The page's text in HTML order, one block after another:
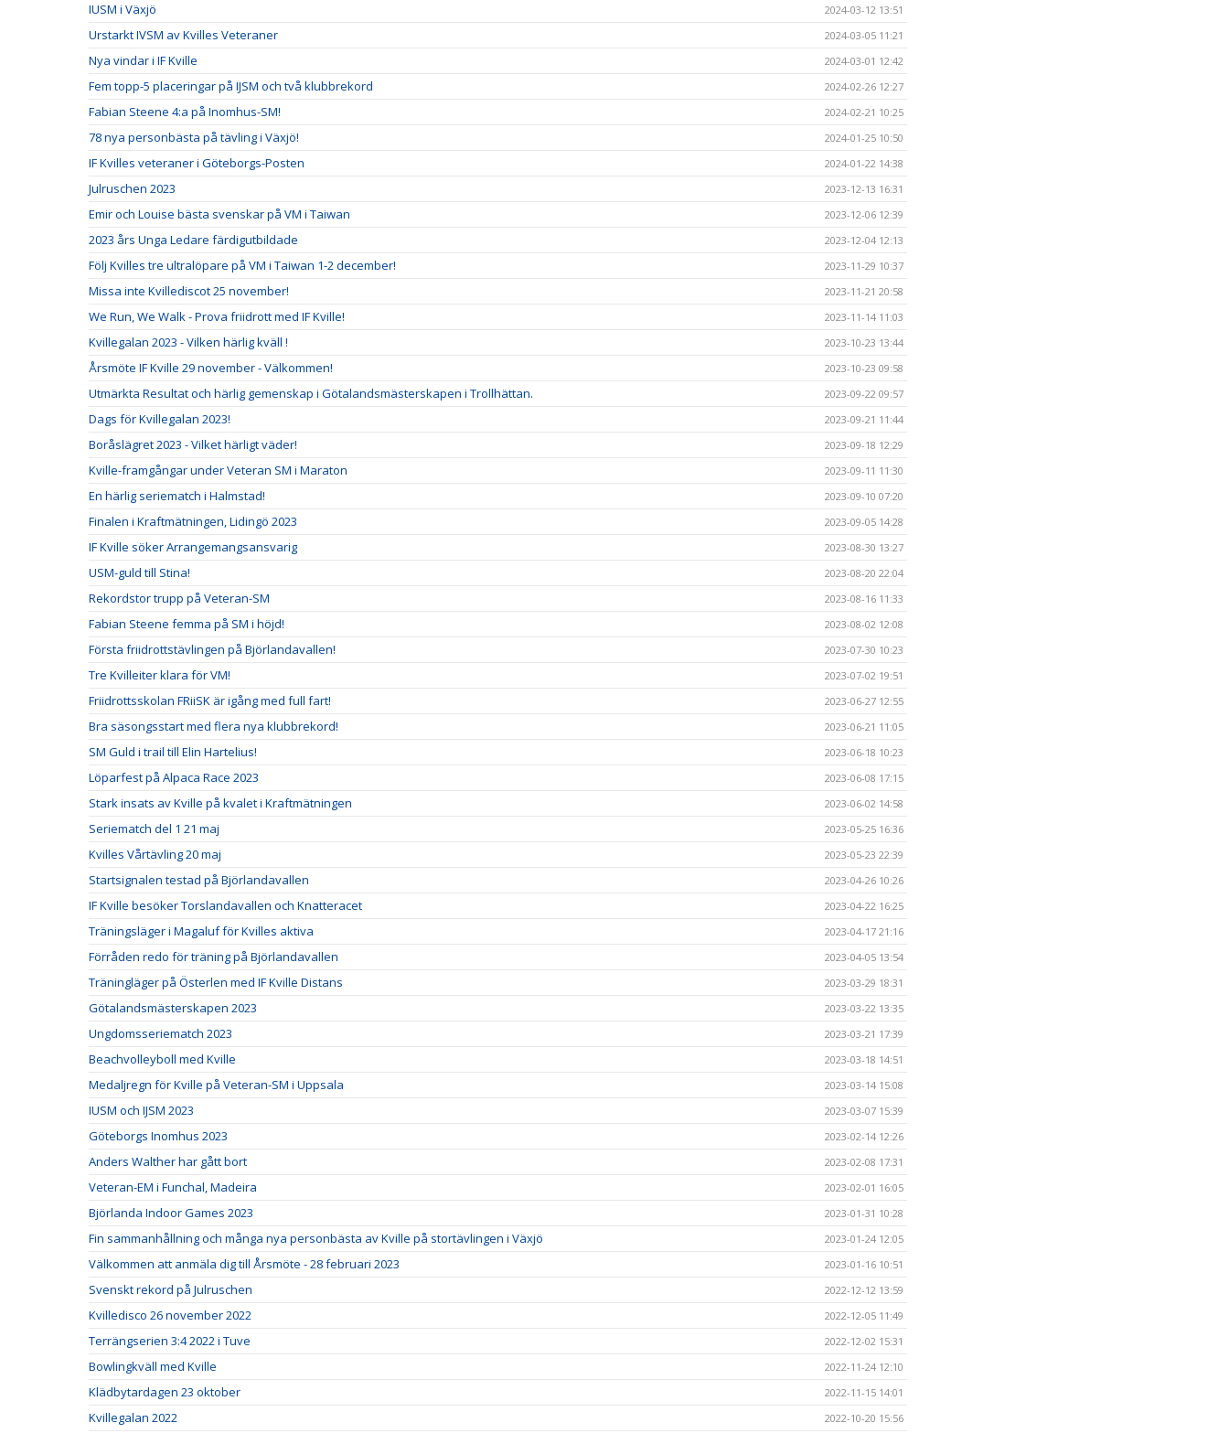
IUSM i Växjö 2024-03-12 13:51
Urstarkt IVSM av Kvilles Veteraner 2024-03-05 11:21
Nya vindar i IF Kville 2024-03-01 12:42
Fem topp-5 placeringar på IJSM och två klubbrekord 2024-02-26 12:27
Fabian Steene 4:a på Inomhus-SM! 2024-02-21 10:25
78 nya personbästa på tävling i Växjö! 2024-01-25 10:50
IF Kvilles veteraner i Göteborgs-Posten 2024-01-22 14:38
Julruschen 2023 2023-12-13 16:31
Emir och Louise bästa svenskar på VM i Taiwan 2023-12-06 12:39
2023 års Unga Ledare färdigutbildade 2023-12-04 12:13
Följ Kvilles tre ultralöpare på VM i Taiwan 1-2 december! 2023-11-29 10:37
Missa inte Kvillediscot 25 november! 2023-11-21 20:58
We Run, We Walk - Prova friidrott med IF Kville! 2023-11-14 11:03
Kvillegalan 2023 - Vilken härlig kväll ! 2023-10-23 13:44
Årsmöte IF Kville 29 november - Välkommen! 2023-10-23 09:58
Utmärkta Resultat och härlig gemenskap i Götalandsmästerskapen i Trollhättan. 2023-09-22 09:57
Dags för Kvillegalan 2023! 2023-09-21 11:44
Boråslägret 2023 - Vilket härligt väder! 2023-09-18 12:29
Kville-framgångar under Veteran SM i Maraton 2023-09-11 11:30
En härlig seriematch i Halmstad! 2023-09-10 07:20
Finalen i Kraftmätningen, Lidingö 2023 2023-09-05 14:28
IF Kville söker Arrangemangsansvarig 2023-08-30 13:27
USM-guld till Stina! 2023-08-20 22:04
Rekordstor trupp på Veteran-SM 2023-08-16 11:33
Fabian Steene femma på SM i höjd! 2023-08-02 12:08
Första friidrottstävlingen på Björlandavallen! 2023-07-30 10:23
Tre Kvilleiter klara för VM! 2023-07-02 19:51
Friidrottsskolan FRiiSK är igång med full fart! 2023-06-27 12:55
Bra säsongsstart med flera nya klubbrekord! 2023-06-21 11:05
SM Guld i trail till Elin Hartelius! 2023-06-18 10:23
Löparfest på Alpaca Race 2023 2023-06-08 17:15
Stark insats av Kville på kvalet i Kraftmätningen 2023-06-02 14:58
Seriematch del 1 21 maj 2023-05-25 16:36
Kvilles Vårtävling 20 maj 2023-05-23 22:39
Startsignalen testad på Björlandavallen 2023-04-26 10:26
IF Kville besöker Torslandavallen och Knatteracet 2023-04-22 16:25
Träningsläger i Magaluf för Kvilles aktiva 2023-04-17 21:16
Förråden redo för träning på Björlandavallen 2023-04-05 13:54
Träningläger på Österlen med IF Kville Distans 2023-03-29 18:31
Götalandsmästerskapen 2023 2023-03-22 13:35
Ungdomsseriematch 2023 2023-03-21 17:39
Beachvolleyboll med Kville 2023-03-18 14:51
Medaljregn för Kville på Veteran-SM i Uppsala 2023-03-14 15:08
IUSM och IJSM 2023 2023-03-07 15:39
Göteborgs Inomhus 2023 2023-02-14 12:26
Anders Walther har gått bort 2023-02-08 17:31
Veteran-EM i Funchal, Madeira 2023-02-01 16:05
Björlanda Indoor Games 2023 2023-01-31 10:28
Fin sammanhållning och många nya personbästa av Kville på stortävlingen i Växjö 2023-01-24 12:05
Välkommen att anmäla dig till Årsmöte - 28 februari 2023 2023-01-16 10:51
Svenskt rekord på Julruschen 2022-12-12 13:59
Kvilledisco 26 november 2022 2022-12-05 11:49
Terrängserien 3:4 2022 i Tuve 2022-12-02 15:31
Bowlingkväll med Kville 2022-11-24 12:10
Klädbytardagen 23 oktober 2022-11-15 14:01
Kvillegalan 2022 2022-10-20 15:56